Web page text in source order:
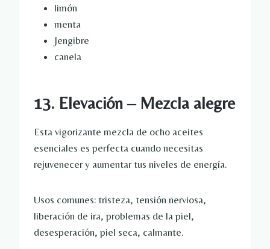
limón
menta
Jengibre
canela
13. Elevación – Mezcla alegre
Esta vigorizante mezcla de ocho aceites
esenciales es perfecta cuando necesitas
rejuvenecer y aumentar tus niveles de energía.
Usos comunes: tristeza, tensión nerviosa,
liberación de ira, problemas de la piel,
desesperación, piel seca, calmante.